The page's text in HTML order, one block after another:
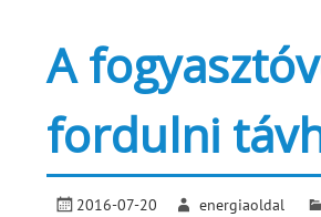
A
fordulni
2016-07-20 energiaoldal